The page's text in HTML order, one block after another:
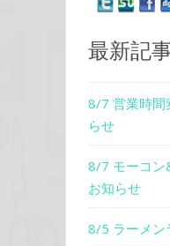
最新記
8/7 営業時間
らせ
8/7 モーコン
お知らせ
8/5 ラーメン